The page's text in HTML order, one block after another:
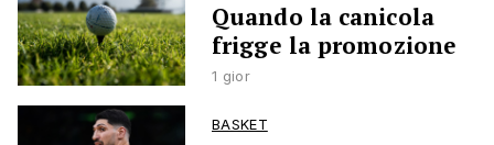
Quando la canicola
frigge la promozione
1 gior
BASKET